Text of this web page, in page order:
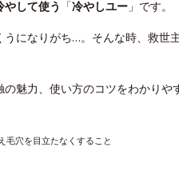
して使う 「冷やしユー 」です。
になりがち…。そんな時、救世
魅力、使い方のコツをわかりや
穴を目立たなくすること